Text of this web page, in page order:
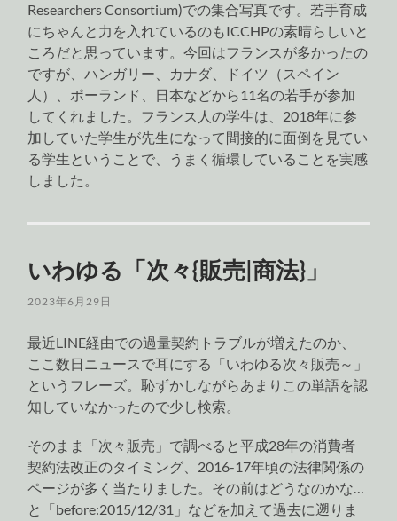
Researchers Consortium)での集合写真です。若手育成
にちゃんと力を入れているのもICCHPの素晴らしいと
ころだと思っています。今回はフランスが多かったの
ですが、ハンガリー、カナダ、ドイツ（スペイン
人）、ポーランド、日本などから11名の若手が参加
してくれました。フランス人の学生は、2018年に参
加していた学生が先生になって間接的に面倒を見てい
る学生ということで、うまく循環していることを実感
しました。
いわゆる「次々{販売|商法}」
2023年6月29日
最近LINE経由での過量契約トラブルが増えたのか、
ここ数日ニュースで耳にする「いわゆる次々販売～」
というフレーズ。恥ずかしながらあまりこの単語を認
知していなかったので少し検索。
そのまま「次々販売」で調べると平成28年の消費者
契約法改正のタイミング、2016-17年頃の法律関係の
ページが多く当たりました。その前はどうなのかな…
と「before:2015/12/31」などを加えて過去に遡りま